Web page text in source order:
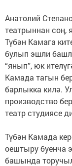
Анатолий
театрыннан
Түбән Камага
булып эшли
“янып”, юк
Камада тагын
барлыкка килә.
производство
театр студиясе
Түбән Камада
оештыру буенча
башында